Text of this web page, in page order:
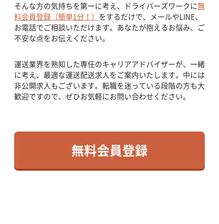
そんな方の気持ちを第一に考え、ドライバーズワークに無
料会員登録（簡単1分！） をするだけで、メールやLINE、
お電話でご相談いただけます。あなたが抱えるお悩み、ご
不安な点をお伝えください。
運送業界を熟知した専任のキャリアアドバイザーが、一緒
に考え、最適な運送配送求人をご案内いたします。中には
非公開求人もございます。転職を迷っている段階の方も大
歓迎ですので、ぜひお気軽にお問い合わせください。
無料会員登録